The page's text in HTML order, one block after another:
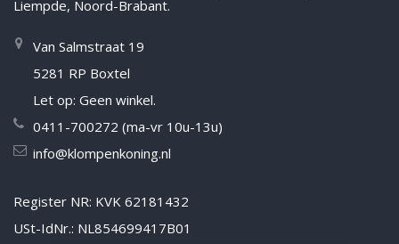
Liempde, Noord-Brabant.
Van Salmstraat 19
5281 RP Boxtel
Let op: Geen winkel.
0411-700272 (ma-vr 10u-13u)
info@klompenkoning.nl
Register NR: KVK 62181432
USt-IdNr.: NL854699417B01